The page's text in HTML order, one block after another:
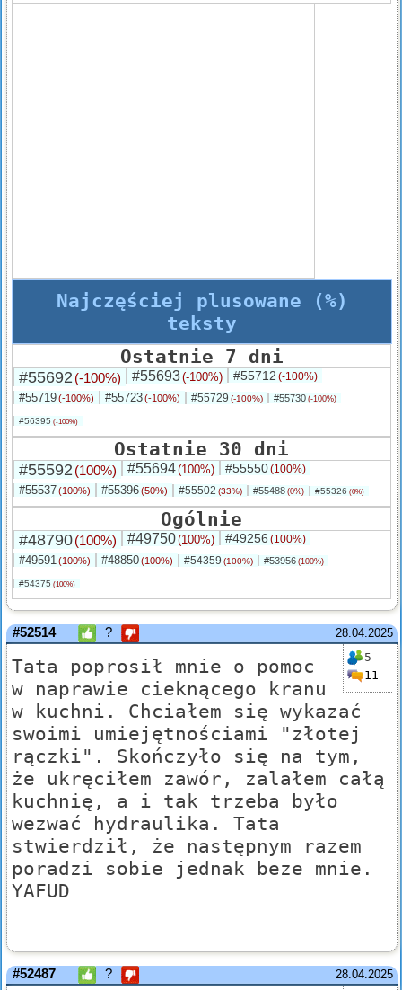
Najczęściej plusowane (%)
teksty
Ostatnie 7 dni
#55692 (-100%) #55693(-100%) #55712 (-100%)
#55719(-100%) #55723(-100%) #55729 (-100%) #55730 (-100%)
#56395 (-100%)
Ostatnie 30 dni
#55592 (100%) #55694(100%) #55550(100%)
#55537(100%) #55396(50%) #55502 (33%) #55488 (0%) #55326 (0%)
Ogólnie
#48790(100%) #49750(100%) #49256 (100%)
#49591(100%) #48850(100%) #54359 (100%) #53956 (100%)
#54375 (100%)
28.04.2025
#52514 ?
5
11
Tata poprosił mnie o pomoc
w naprawie cieknącego kranu
w kuchni. Chciałem się wykazać
swoimi umiejętnościami "złotej
rączki". Skończyło się na tym,
że ukręciłem zawór, zalałem całą
kuchnię, a i tak trzeba było
wezwać hydraulika. Tata
stwierdził, że następnym razem
poradzi sobie jednak beze mnie.
YAFUD
28.04.2025
#52487 ?